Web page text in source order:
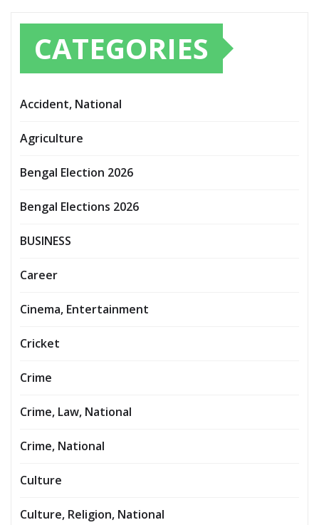
CATEGORIES
Accident, National
Agriculture
Bengal Election 2026
Bengal Elections 2026
BUSINESS
Career
Cinema, Entertainment
Cricket
Crime
Crime, Law, National
Crime, National
Culture
Culture, Religion, National